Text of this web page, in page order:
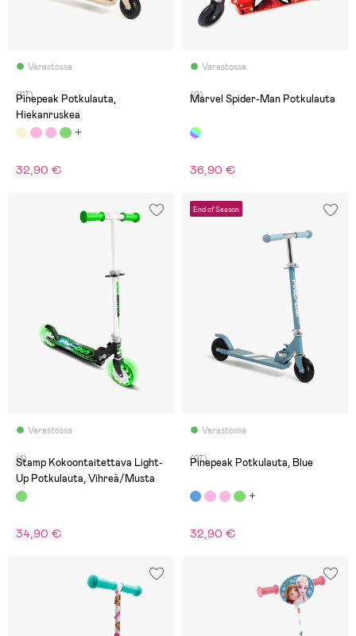
Varastossa
(27)
Pinepeak Potkulauta,
Hiekanruskea
32,90 €
Varastossa
(0)
Marvel Spider-Man Potkulauta
36,90 €
Varastossa
(1)
Stamp Kokoontaitettava Light-
Up Potkulauta, Vihreä/Musta
34,90 €
End of Season
Varastossa
(27)
Pinepeak Potkulauta, Blue
32,90 €